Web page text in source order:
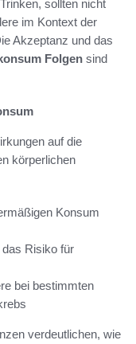
sollten nicht
im Kontext der
Akzeptanz und das
Folgen sind
auf die
körperlichen
Konsum
Risiko für
bei bestimmten
verdeutlichen, wie